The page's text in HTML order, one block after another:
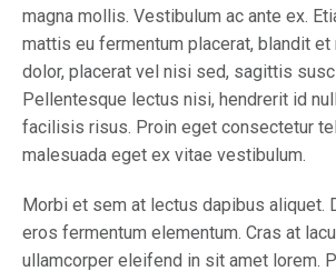
magna mollis. Vestibulum ac ante ex.
mattis eu fermentum placerat, blandit et
dolor, placerat vel nisi sed, sagittis
Pellentesque lectus nisi, hendrerit id
facilisis risus. Proin eget consectetur
malesuada eget ex vitae vestibulum.
Morbi et sem at lectus dapibus aliquet.
eros fermentum elementum. Cras at
ullamcorper eleifend in sit amet lorem.